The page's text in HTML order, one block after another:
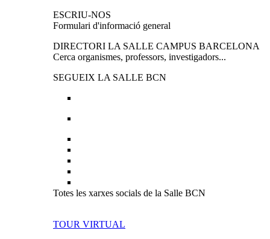
ESCRIU-NOS
Formulari d'informació general
DIRECTORI LA SALLE CAMPUS BARCELONA
Cerca organismes, professors, investigadors...
SEGUEIX LA SALLE BCN
Totes les xarxes socials de la Salle BCN
TOUR VIRTUAL